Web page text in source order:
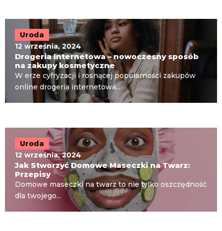
Uroda
12 września, 2024
Drogeria Internetowa – nowoczesny sposób
na zakupy kosmetyczne
W erze cyfryzacji i rosnącej popularności zakupów
online drogeria internetowa...
Uroda
12 września, 2024
Jak Stworzyć Domowe Maseczki na Twarz:
Przepisy
Domowe maseczki na twarz to nie tylko oszczędność
dla twojego...